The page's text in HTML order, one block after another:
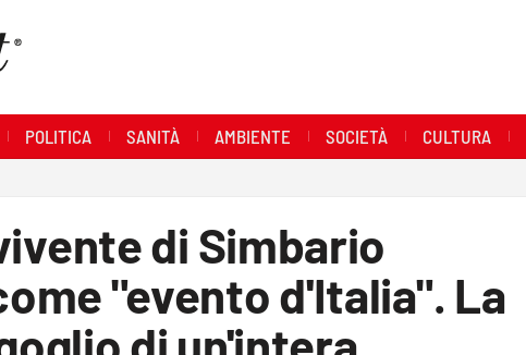
POLITICA SANITÀ AMBIENTE SOCIETÀ CULTURA
di Simbario
"evento d'Italia". La